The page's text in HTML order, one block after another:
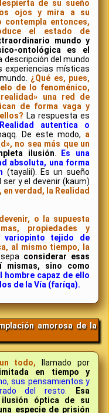
de su sueño
ojos y mira a su
contempla entonces,
el estado de
mundo y
ontológica es el
descripción del mundo
experiencias místicas
¿Qué es, pues,
de lo fenoménico,
una red de
de forma vaga y
La respuesta es
autentica o
De este modo, a
no sea más que un
ilusión
Es una
absoluta, una forma
(tayalií). Es un sueño
y el devenir (kaum)
en verdad, la Realidad
o la supuesta
propiedades y
tejido de
al mismo tiempo, la
considerar esas
sino como
hombre capaz de ello
de la Vía (faríqa).
amorosa de la
todo, llamado por
en tiempo y
sus pensamientos y
del resto.
Esa
óptica de su
especie de prisión